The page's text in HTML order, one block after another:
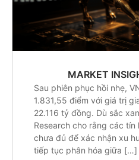
MARKET
Sau phiên phục hồi nhẹ,
1.831,55 điểm với giá trị
22.116 tỷ đồng. Dù sắc
Research cho rằng các
chưa đủ để xác nhận xu
tiếp tục phân hóa giữa […]